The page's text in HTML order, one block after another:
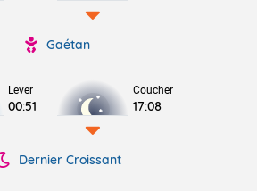
Gaétan
Lever
00:51
Coucher
17:08
Dernier Croissant